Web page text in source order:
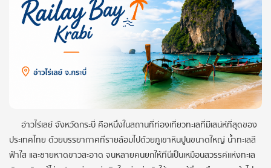
อ่าวไร่เลย์ จังหวัดกระบี่ คือหนึ่งในสถานที่ท่องเที่ยวทะเลที่มีเสน่ห์ที่สุดของ
ประเทศไทย ด้วยบรรยากาศที่รายล้อมไปด้วยภูเขาหินปูนขนาดใหญ่ น้ำทะเลสี
ฟ้าใส และชายหาดขาวสะอาด จนหลายคนยกให้ที่นี่เป็นเหมือนสวรรค์แห่งทะเล